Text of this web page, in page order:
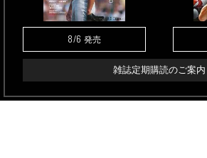
8/6 発売
雑誌定期購読のご案内